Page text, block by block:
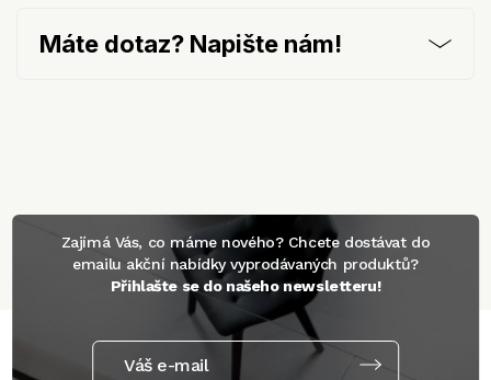
Máte dotaz? Napište nám!
Zajímá Vás, co máme nového? Chcete dostávat do
emailu akční nabídky vyprodávaných produktů?
Přihlašte se do našeho newsletteru!
Váš e-mail